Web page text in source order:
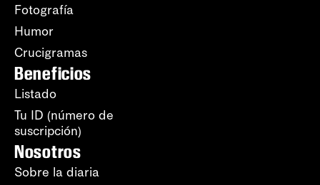
Fotografía
Humor
Crucigramas
Beneficios
Listado
Tu ID (número de
suscripción)
Nosotros
Sobre la diaria